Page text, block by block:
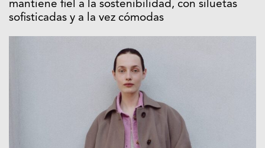
mantiene fiel a la sostenibilidad, con siluetas
sofisticadas y a la vez cómodas